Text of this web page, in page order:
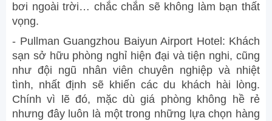
bơi ngoài trời… chắc chắn sẽ không làm bạn thất
vọng.
- Pullman Guangzhou Baiyun Airport Hotel: Khách
sạn sở hữu phòng nghỉ hiện đại và tiện nghi, cũng
như đội ngũ nhân viên chuyên nghiệp và nhiệt
tình, nhất định sẽ khiến các du khách hài lòng.
Chính vì lẽ đó, mặc dù giá phòng không hề rẻ
nhưng đây luôn là một trong những lựa chọn hàng